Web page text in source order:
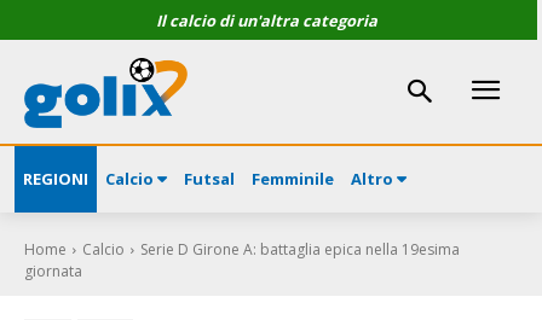
Il calcio di un'altra categoria
REGIONI Calcio Futsal Femminile Altro
Home Calcio
Serie D Girone A: battaglia epica nella 19esima
giornata